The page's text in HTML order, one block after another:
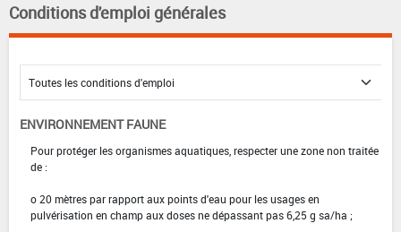
Conditions d'emploi générales
ENVIRONNEMENT FAUNE
Pour protéger les organismes aquatiques, respecter une zone non traitée
de :
o 20 mètres par rapport aux points d'eau pour les usages en
pulvérisation en champ aux doses ne dépassant pas 6,25 g sa/ha ;